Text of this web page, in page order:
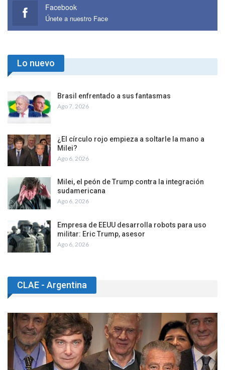
Facebook
Únete a nuestro Face
Lo nuevo
Brasil enfrentado a sus fantasmas
Ago 7, 2026
¿El círculo rojo empieza a soltarle la mano a
Milei?
Ago 6, 2026
Milei, el peón de Trump contra la integración
sudamericana
Ago 6, 2026
Empresa de EEUU desarrolla robots para uso
militar: Eric Trump, asesor
Ago 6, 2026
CLAE - Argentina